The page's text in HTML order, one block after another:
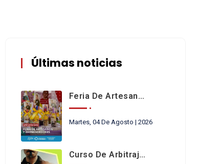
Últimas noticias
Feria De Artesanos Y Emprendedores De San Cayetano
Martes, 04 De Agosto | 2026
Curso De Arbitraje De Futsal